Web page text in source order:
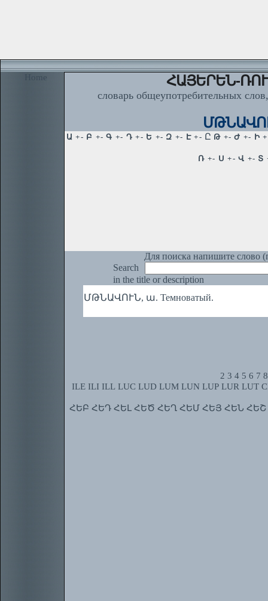
Home ՀԱՅԵՐԵՆ-
словарь общеупотребительных
Для поиска напишите слово
Search
in the title or description
ՄԹՆԱՎՈՒՆ, ա. Темноватый.
2 3 4 5 6 7 8
ILE ILI ILL LUC LUD LUM LUN LUP LUR LUT
ՀԵԲ ՀԵԴ ՀԵԼ ՀԵԾ ՀԵՂ ՀԵՄ ՀԵՅ ՀԵՆ ՀԵՇ